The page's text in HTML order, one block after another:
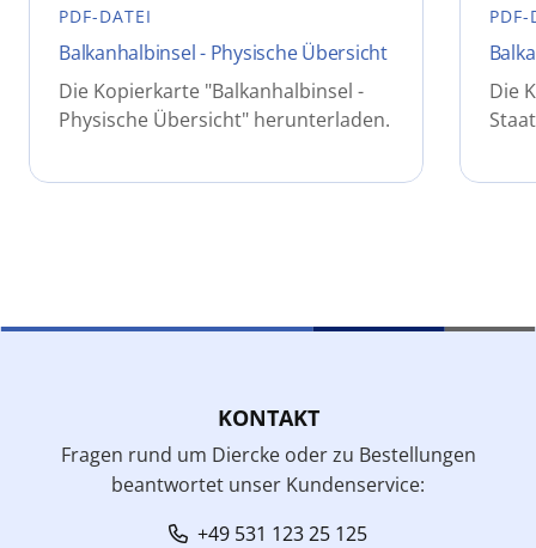
PDF-DATEI
Balkanhalbinsel - Physische Übersicht
Die Kopierkarte "Balkanhalbinsel -
Physische Übersicht" herunterladen.
PDF-
Die
KONTAKT
Fragen rund um Diercke oder zu Bestellungen
beantwortet unser Kundenservice:
+49 531 123 25 125